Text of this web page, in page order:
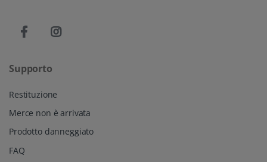
Supporto
Restituzione
Merce non è arrivata
Prodotto danneggiato
FAQ